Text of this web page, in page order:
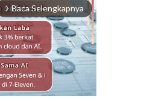
arrow_forward_ios Baca Selengkapnya